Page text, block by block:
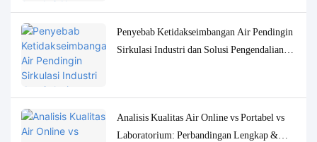
Penyebab Ketidakseimbangan Air Pendingin
Sirkulasi Industri dan Solusi Pengendalian
Analisis Kualitas Air Online vs Portabel vs
Laboratorium: Perbandingan Lengkap &